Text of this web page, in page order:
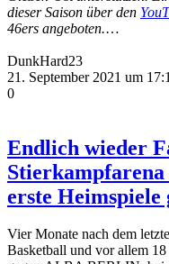
dieser Saison über den
46ers angeboten.…
DunkHard23
21. September 2021 um
0
Endlich wieder
erste Heimspiele
Vier Monate nach dem
Basketball und vor allem